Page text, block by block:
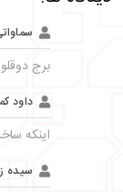
برج دوقلو مالزی
داود
اینکه ساخت این
سیده